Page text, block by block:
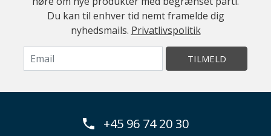
Du kan til enhver tid nemt framelde dig
nyhedsmails. Privatlivspolitik
TILMELD
+45 96 74 20 30